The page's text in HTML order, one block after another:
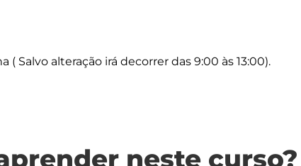
( Salvo alteração irá decorrer das 9:00 às 13:00).
neste curso?